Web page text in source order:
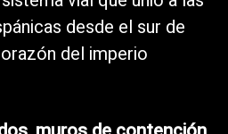
desde el sur de
del imperio